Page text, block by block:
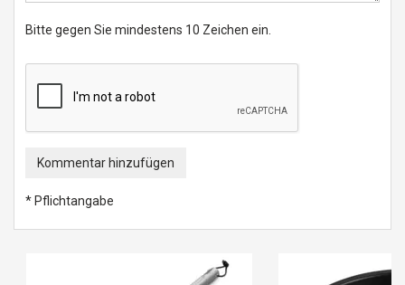
Bitte gegen Sie mindestens 10 Zeichen ein.
Kommentar hinzufügen
* Pflichtangabe